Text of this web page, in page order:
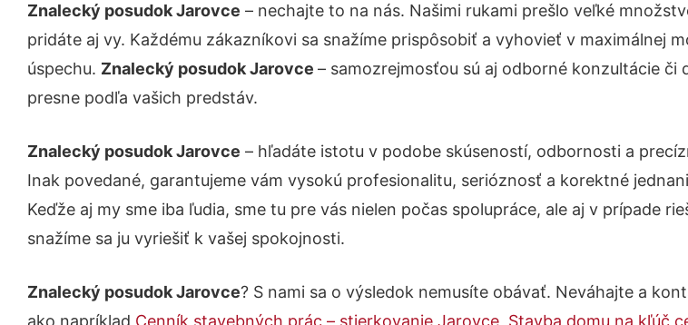
Znalecký posudok Jarovce – nechajte to na nás. Našimi rukami prešlo veľké
pridáte aj vy. Každému zákazníkovi sa snažíme prispôsobiť a vyhovieť v maximálnej
úspechu. Znalecký posudok Jarovce – samozrejmosťou sú aj odborné konzultácie
presne podľa vašich predstáv.
Znalecký posudok Jarovce – hľadáte istotu v podobe skúseností, odbornosti a
Inak povedané, garantujeme vám vysokú profesionalitu, serióznosť a korektné
Keďže aj my sme iba ľudia, sme tu pre vás nielen počas spolupráce, ale aj v prípade
snažíme sa ju vyriešiť k vašej spokojnosti.
Znalecký posudok Jarovce? S nami sa o výsledok nemusíte obávať. Neváhajte a
ako napríklad Cenník stavebných prác – stierkovanie Jarovce, Stavba domu na kľúč